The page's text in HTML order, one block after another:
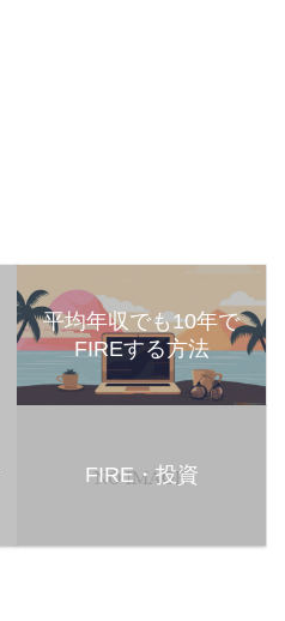
平均年収でも10年で
FIREする方法
FIRE・投資